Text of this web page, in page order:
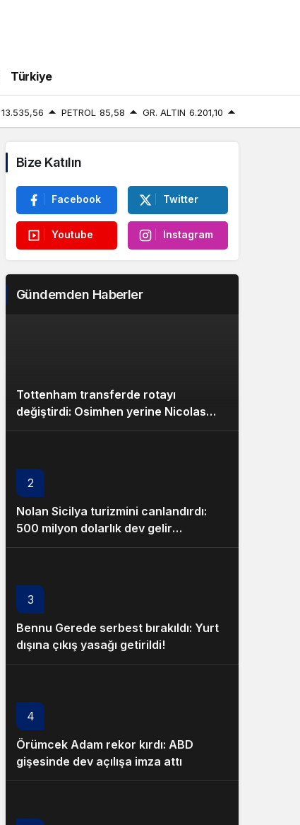
Türkiye
13.535,56 PETROL 85,58 GR. ALTIN 6.201,10
Bize Katılın
Facebook Twitter
Youtube Instagram
Gündemden Haberler
Tottenham transferde rotayı
değiştirdi: Osimhen yerine Nicolas
Jackson
2
Nolan Sicilya turizmini canlandırdı:
500 milyon dolarlık dev gelir
bekleniyor!
3
Bennu Gerede serbest bırakıldı: Yurt
dışına çıkış yasağı getirildi!
4
Örümcek Adam rekor kırdı: ABD
gişesinde dev açılışa imza attı